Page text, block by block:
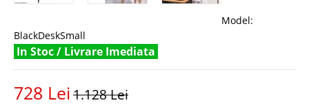
Model:
BlackDeskSmall
In Stoc / Livrare Imediata
728 Lei1.128 Lei